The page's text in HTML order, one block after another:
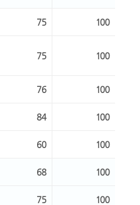
75 100
75 100
76 100
84 100
60 100
68 100
75 100